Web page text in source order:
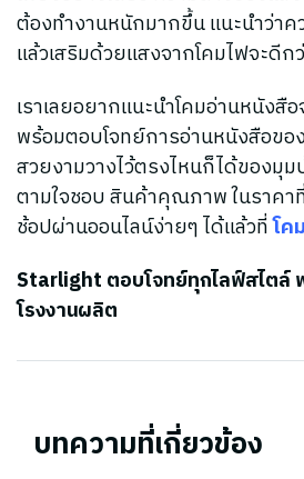
ต้องทำงานหนักมากขึ้น แนะนำว่า
แล้วเสริมด้วยแสงจากโคมไฟจะดีก
เราเลยอยากแนะนำโคมอ่านหนังสื
พร้อมตอบโจทย์การอ่านหนังสือข
สวยงามวางไว้ตรงไหนก็ได้ของมุม
ตามใจชอบ สินค้าคุณภาพ ในราค
ช้อปผ่านออนไลน์ง่ายๆ ได้แล้วที่โค
Starlight ตอบโจทย์ทุกไลฟ์สไตล์
โรงงานผลิต
บทความที่เกี่ยวข้อง